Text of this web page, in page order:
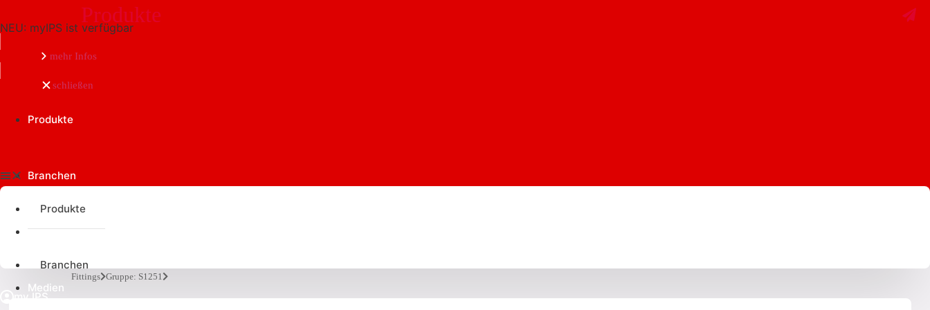
NEU: myIPS ist verfügbar
mehr Infos
schließen
Produkte
Branchen
Anwendungen
Medien
Produkte
Branchen
Produkte
Fittings Gruppe: S1251